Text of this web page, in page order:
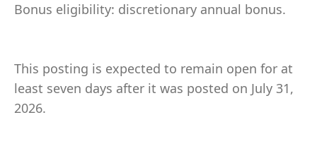
Bonus eligibility: discretionary annual bonus.
This posting is expected to remain open for at
least seven days after it was posted on July 31,
2026.